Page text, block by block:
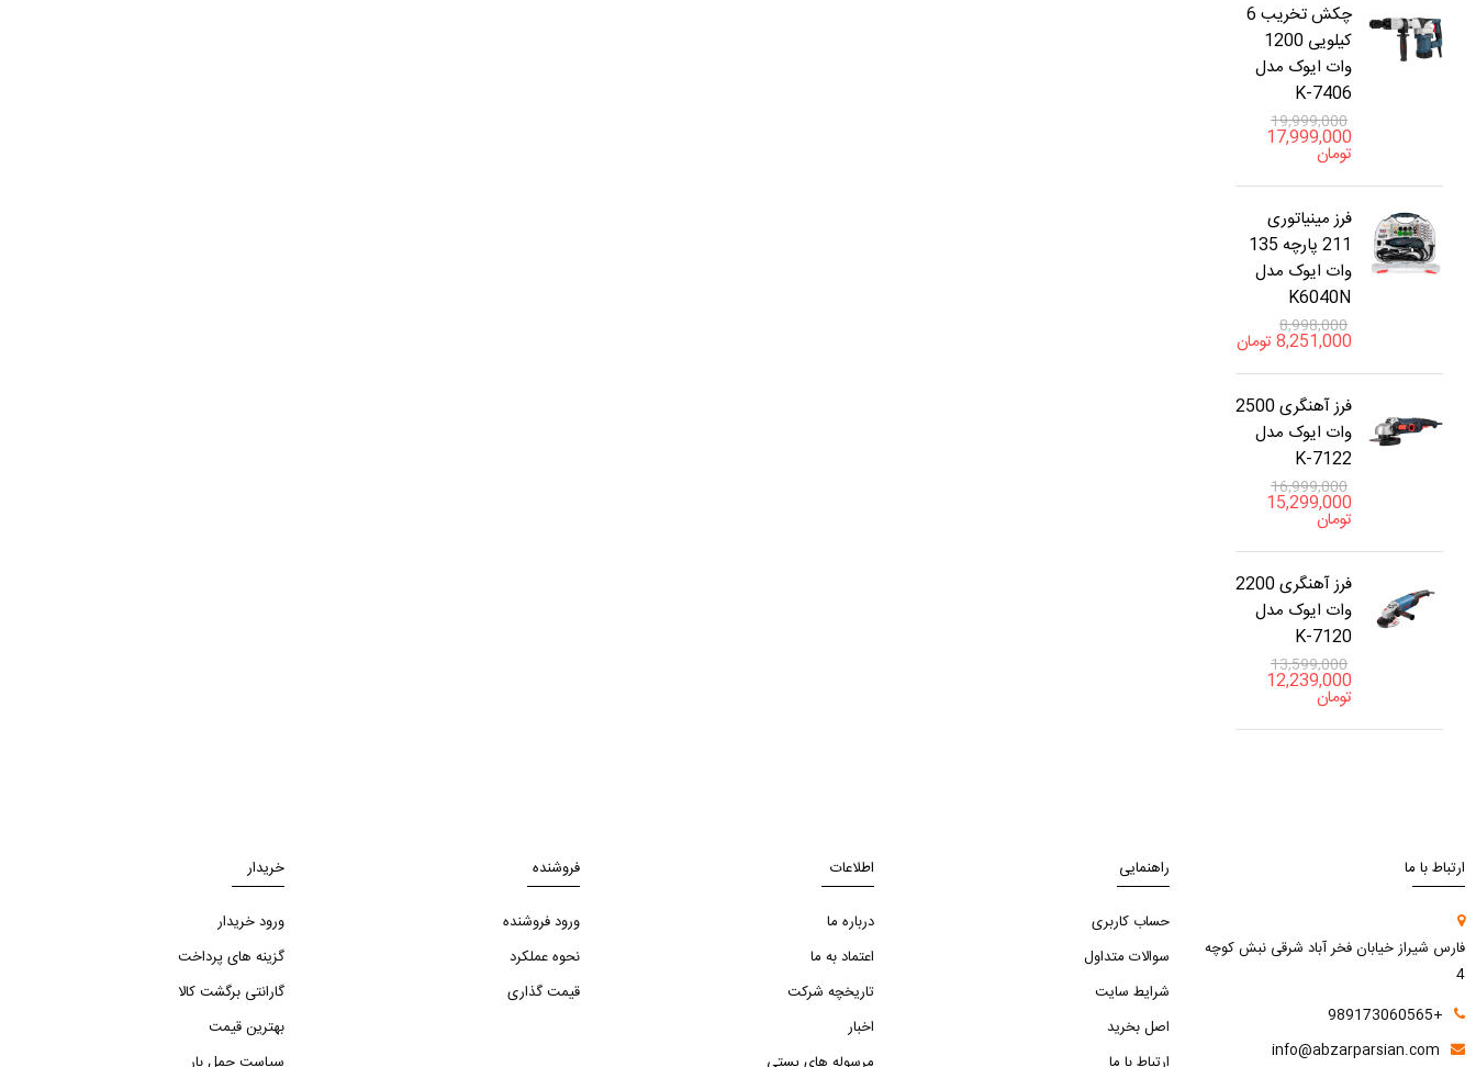
چکش تخریب 6
کیلویی 1200
وات ایوک مدل
K-7406
19,999,000
17,999,000
تومان
فرز مینیاتوری
211 پارچه 135
وات ایوک مدل
K6040N
8,998,000
8,251,000تومان
فرز آهنگری 2500
وات ایوک مدل
K-7122
16,999,000
15,299,000
تومان
فرز آهنگری 2200
وات ایوک مدل
K-7120
13,599,000
12,239,000
تومان
ارتباط با ما
فارس شیراز خیابان فخر آباد شرقی نبش کوچه
4
+989173060565
info@abzarparsian.com
راهنمایی
حساب کاربری
سوالات متداول
شرایط سایت
اصل بخرید
اطلاعات
درباره ما
اعتماد به ما
تاریخچه شرکت
اخبار
فروشنده
ورود فروشنده
نحوه عملکرد
قیمت گذاری
خریدار
ورود خریدار
گزینه های پرداخت
گارانتی برگشت کالا
بهترین قیمت